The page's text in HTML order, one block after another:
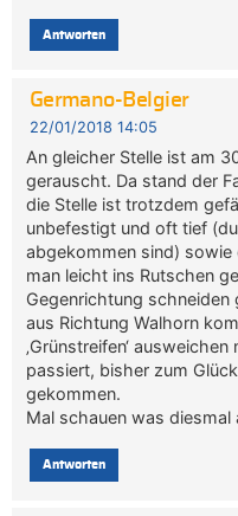
Antworten
Germano-Belgier
22/01/2018 14:05
An gleicher Stelle ist am
gerauscht. Da stand der
die Stelle ist trotzdem
unbefestigt und oft tief
abgekommen sind)
man leicht ins Rutschen
Gegenrichtung schneiden
aus Richtung Walhorn
‚Grünstreifen‘
passiert, bisher zum
gekommen.
Mal schauen was
Antworten